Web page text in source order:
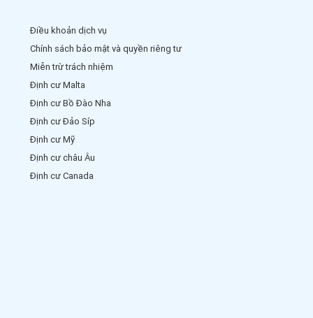
Điều khoản dịch vụ
Chính sách bảo mật và quyền riêng tư
Miễn trừ trách nhiệm
Định cư Malta
Định cư Bồ Đào Nha
Định cư Đảo Síp
Định cư Mỹ
Định cư châu Âu
Định cư Canada